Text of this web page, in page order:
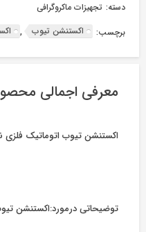
دسته: تجهیزات ماکروگرافی
برچسب:
اکستنشن تیوب ,
معرفی اجمالی
اکستنشن تیوب اتوماتیک فلزی
توضیحاتی درمورد:اکستنشن